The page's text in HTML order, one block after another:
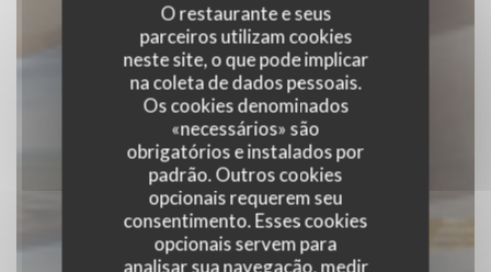
O restaurante e seus
parceiros utilizam cookies
neste site, o que pode implicar
na coleta de dados pessoais.
Os cookies denominados
«necessários» são
obrigatórios e instalados por
padrão. Outros cookies
opcionais requerem seu
consentimento. Esses cookies
opcionais servem para
analisar sua navegação, medir